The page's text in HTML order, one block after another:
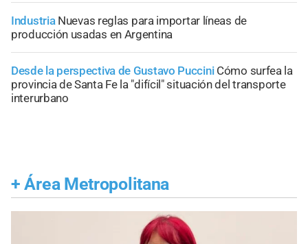
Industria Nuevas reglas para importar líneas de
producción usadas en Argentina
Desde la perspectiva de Gustavo Puccini Cómo surfea la
provincia de Santa Fe la "difícil" situación del transporte
interurbano
+ Área Metropolitana